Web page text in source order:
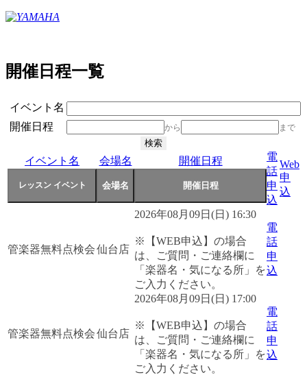
開催日程一覧
イベント名
開催日程
から まで
イベント名 会場名 開催日程
電
話
申
込
Web
申
込
管楽器無料点検会仙台店
2026年08月09日(日) 16:30
※【WEB申込】の場合
は、ご質問・ご連絡欄に
「楽器名・気になる所」を
ご入力ください。
電
話
申
込
管楽器無料点検会仙台店
2026年08月09日(日) 17:00
※【WEB申込】の場合
は、ご質問・ご連絡欄に
「楽器名・気になる所」を
ご入力ください。
電
話
申
込